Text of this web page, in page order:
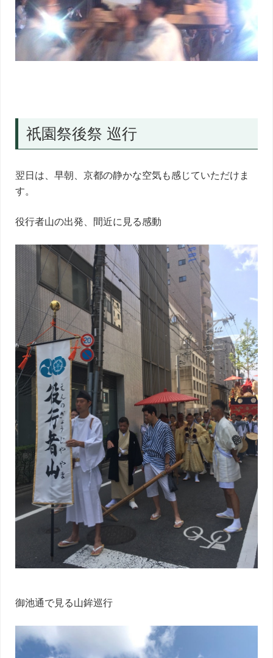
祇園祭後祭 巡行
翌日は、早朝、京都の静かな空気も感じていただけま
す。
役行者山の出発、間近に見る感動
御池通で見る山鉾巡行